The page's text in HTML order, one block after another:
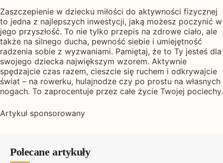
Zaszczepienie w dziecku miłości do aktywności fizycznej
to jedna z najlepszych inwestycji, jaką możesz poczynić w
jego przyszłość. To nie tylko przepis na zdrowe ciało, ale
także na silnego ducha, pewność siebie i umiejętność
radzenia sobie z wyzwaniami. Pamiętaj, że to Ty jesteś dla
swojego dziecka największym wzorem. Aktywnie
spędzajcie czas razem, cieszcie się ruchem i odkrywajcie
świat – na rowerku, hulajnodze czy po prostu na własnych
nogach. To zaprocentuje przez całe życie Twojej pociechy.
Artykuł sponsorowany
Polecane artykuły